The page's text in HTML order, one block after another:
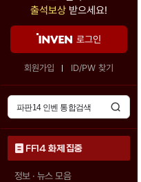
출석보상 받으세요!
로그인
회원가입 ID/PW 찾기
FF14 화제 집중
정보 · 뉴스 모음